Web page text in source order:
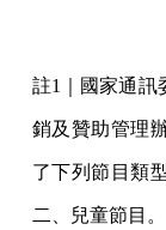
註1｜國家通訊
銷及贊助管理
了下列節目類
二、兒童節目。